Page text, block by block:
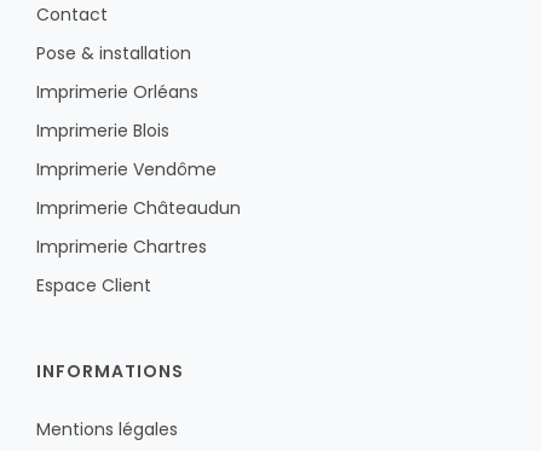
Contact
Pose & installation
Imprimerie Orléans
Imprimerie Blois
Imprimerie Vendôme
Imprimerie Châteaudun
Imprimerie Chartres
Espace Client
INFORMATIONS
Mentions légales